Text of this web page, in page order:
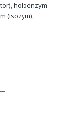
holoenzym
(isozym),